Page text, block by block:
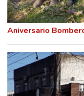
Aniversario